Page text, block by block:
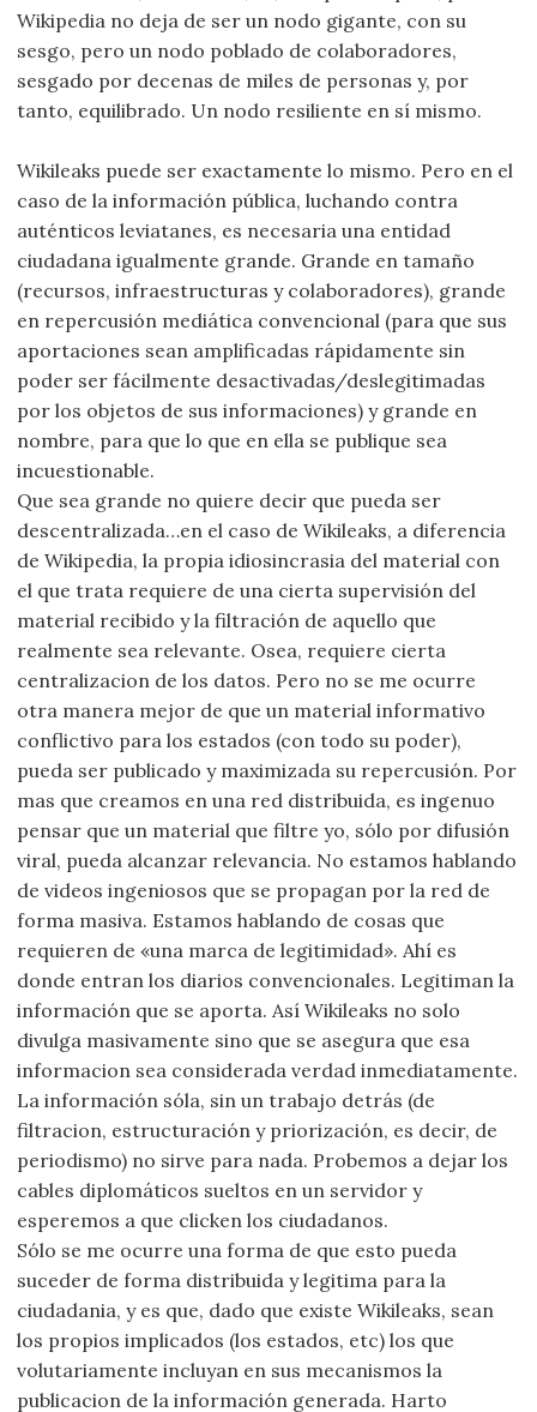
Wikipedia no deja de ser un nodo gigante, con su
sesgo, pero un nodo poblado de colaboradores,
sesgado por decenas de miles de personas y, por
tanto, equilibrado. Un nodo resiliente en sí mismo.
Wikileaks puede ser exactamente lo mismo. Pero en el
caso de la información pública, luchando contra
auténticos leviatanes, es necesaria una entidad
ciudadana igualmente grande. Grande en tamaño
(recursos, infraestructuras y colaboradores), grande
en repercusión mediática convencional (para que sus
aportaciones sean amplificadas rápidamente sin
poder ser fácilmente desactivadas/deslegitimadas
por los objetos de sus informaciones) y grande en
nombre, para que lo que en ella se publique sea
incuestionable.
Que sea grande no quiere decir que pueda ser
descentralizada…en el caso de Wikileaks, a diferencia
de Wikipedia, la propia idiosincrasia del material con
el que trata requiere de una cierta supervisión del
material recibido y la filtración de aquello que
realmente sea relevante. Osea, requiere cierta
centralizacion de los datos. Pero no se me ocurre
otra manera mejor de que un material informativo
conflictivo para los estados (con todo su poder),
pueda ser publicado y maximizada su repercusión. Por
mas que creamos en una red distribuida, es ingenuo
pensar que un material que filtre yo, sólo por difusión
viral, pueda alcanzar relevancia. No estamos hablando
de videos ingeniosos que se propagan por la red de
forma masiva. Estamos hablando de cosas que
requieren de «una marca de legitimidad». Ahí es
donde entran los diarios convencionales. Legitiman la
información que se aporta. Así Wikileaks no solo
divulga masivamente sino que se asegura que esa
informacion sea considerada verdad inmediatamente.
La información sóla, sin un trabajo detrás (de
filtracion, estructuración y priorización, es decir, de
periodismo) no sirve para nada. Probemos a dejar los
cables diplomáticos sueltos en un servidor y
esperemos a que clicken los ciudadanos.
Sólo se me ocurre una forma de que esto pueda
suceder de forma distribuida y legitima para la
ciudadania, y es que, dado que existe Wikileaks, sean
los propios implicados (los estados, etc) los que
volutariamente incluyan en sus mecanismos la
publicacion de la información generada. Harto